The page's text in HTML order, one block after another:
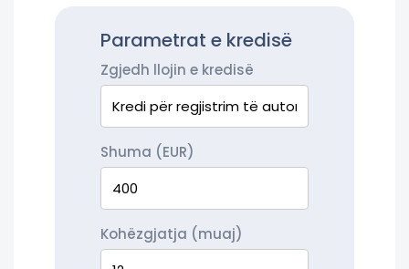
Parametrat e kredisë
Zgjedh llojin e kredisë
Shuma (EUR)
Kohëzgjatja (muaj)